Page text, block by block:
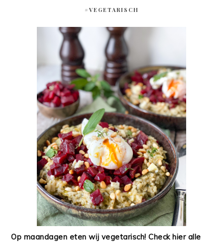
#VEGETARISCH
Op maandagen eten wij vegetarisch! Check hier alle